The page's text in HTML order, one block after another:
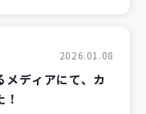
2026.01.08
メディアにて、カ